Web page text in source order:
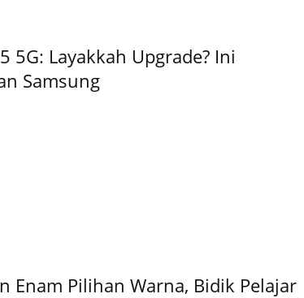
5G: Layakkah Upgrade? Ini
Samsung
Enam Pilihan Warna, Bidik Pelajar